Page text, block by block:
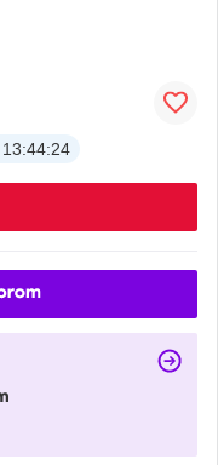
13:44:24